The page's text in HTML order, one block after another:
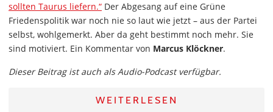
sollten Taurus liefern.“ Der Abgesang auf eine Grüne
Friedenspolitik war noch nie so laut wie jetzt – aus der Partei
selbst, wohlgemerkt. Aber da geht bestimmt noch mehr. Sie
sind motiviert. Ein Kommentar von Marcus Klöckner.
Dieser Beitrag ist auch als Audio-Podcast verfügbar.
WEITERLESEN